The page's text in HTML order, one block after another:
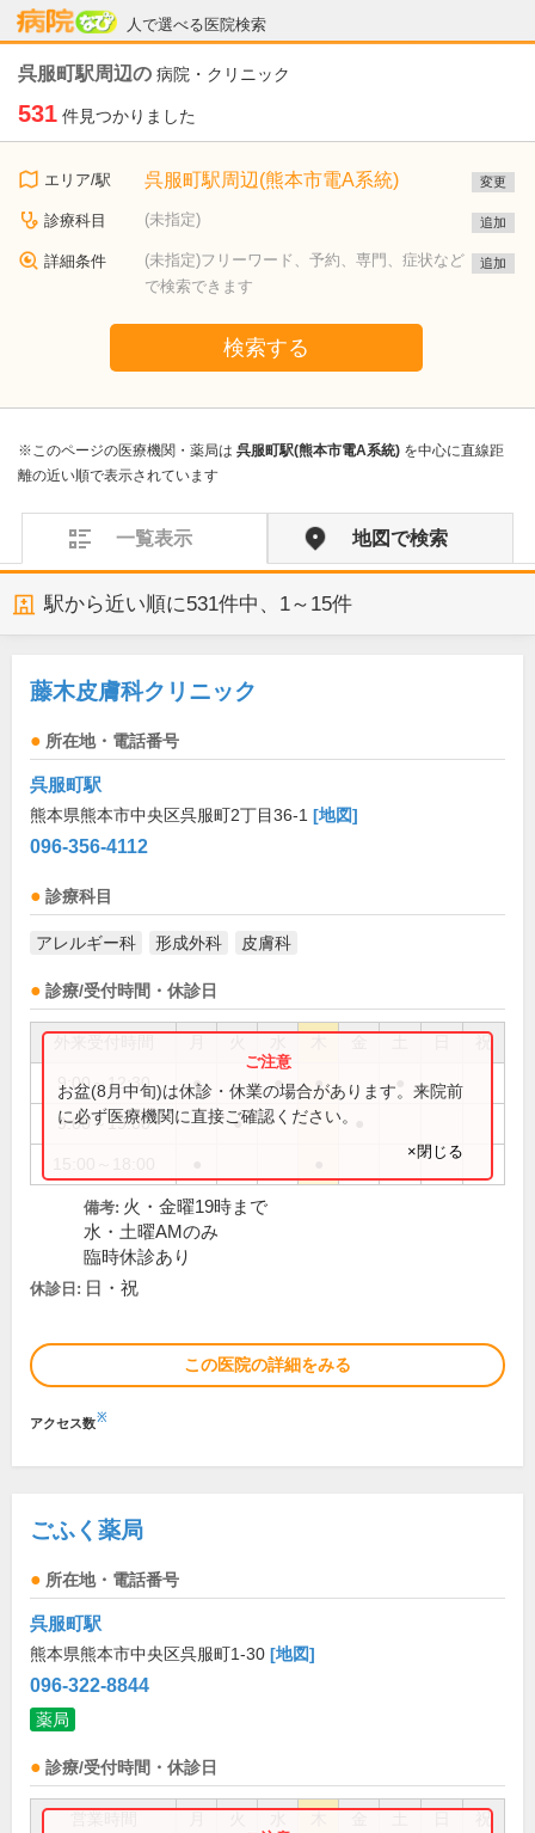
人で選べる医院検索
病院なび
呉服町駅周辺の 病院・クリニック
531 件見つかりました
エリア/駅 呉服町駅周辺(熊本市電A系統) 変更
診療科目 (未指定) 追加
詳細条件
(未指定)フリーワード、予約、専門、症状など
で検索できます
追加
検索する
※このページの医療機関・薬局は 呉服町駅(熊本市電A系統) を中心に直線距
離の近い順で表示されています
一覧表示 地図で検索
駅から近い順に531件中、 1～15件
藤木皮膚科クリニック
所在地・電話番号
呉服町駅
熊本県熊本市中央区呉服町2丁目36-1 [地図]
096-356-4112
診療科目
アレルギー科 形成外科 皮膚科
診療/受付時間・休診日
祝
9:00～12:30 ● ● ●
9:00～19:00 ●
お盆(8月中旬)は休診・休業の場合があります。来院前
に必ず医療機関に直接ご確認ください。
×閉じる
備考: 火・金曜19時まで
水・土曜AMのみ
臨時休診あり
休診日: 日・祝
この医院の詳細をみる
アクセス数※
ごふく薬局
所在地・電話番号
呉服町駅
熊本県熊本市中央区呉服町1-30 [地図]
096-322-8844
薬局
診療/受付時間・休診日
祝